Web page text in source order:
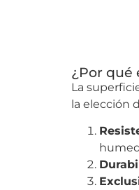
¿Por qué
La
la elección